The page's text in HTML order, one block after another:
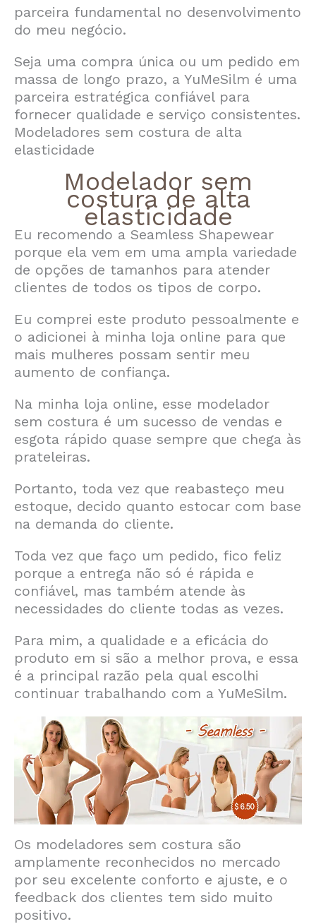
parceira fundamental no desenvolvimento
do meu negócio.
Seja uma compra única ou um pedido em
massa de longo prazo, a YuMeSilm é uma
parceira estratégica confiável para
fornecer qualidade e serviço consistentes.
Modeladores sem costura de alta
elasticidade
Modelador sem
costura de alta
elasticidade
Eu recomendo a Seamless Shapewear
porque ela vem em uma ampla variedade
de opções de tamanhos para atender
clientes de todos os tipos de corpo.
Eu comprei este produto pessoalmente e
o adicionei à minha loja online para que
mais mulheres possam sentir meu
aumento de confiança.
Na minha loja online, esse modelador
sem costura é um sucesso de vendas e
esgota rápido quase sempre que chega às
prateleiras.
Portanto, toda vez que reabasteço meu
estoque, decido quanto estocar com base
na demanda do cliente.
Toda vez que faço um pedido, fico feliz
porque a entrega não só é rápida e
confiável, mas também atende às
necessidades do cliente todas as vezes.
Para mim, a qualidade e a eficácia do
produto em si são a melhor prova, e essa
é a principal razão pela qual escolhi
continuar trabalhando com a YuMeSilm.
Os modeladores sem costura são
amplamente reconhecidos no mercado
por seu excelente conforto e ajuste, e o
feedback dos clientes tem sido muito
positivo.